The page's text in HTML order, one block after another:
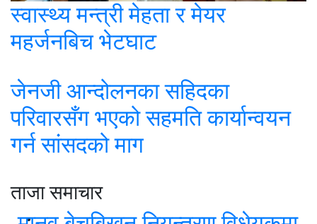
स्वास्थ्य मन्त्री मेहता र मेयर
महर्जनबिच भेटघाट
जेनजी आन्दोलनका सहिदका
परिवारसँग भएको सहमति कार्यान्वयन
गर्न सांसदको माग
ताजा समाचार